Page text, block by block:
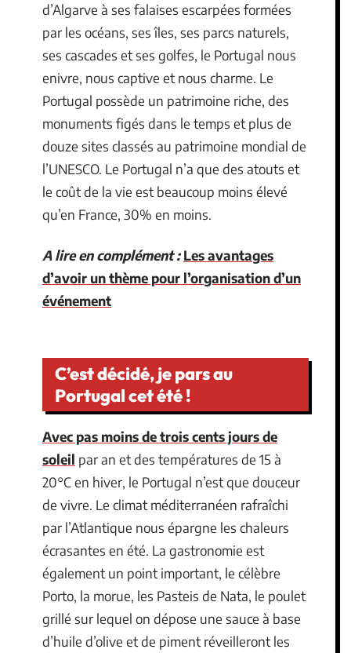
d’Algarve à ses falaises escarpées formées
par les océans, ses îles, ses parcs naturels,
ses cascades et ses golfes, le Portugal nous
enivre, nous captive et nous charme. Le
Portugal possède un patrimoine riche, des
monuments figés dans le temps et plus de
douze sites classés au patrimoine mondial de
l’UNESCO. Le Portugal n’a que des atouts et
le coût de la vie est beaucoup moins élevé
qu’en France, 30% en moins.
A lire en complément : Les avantages
d’avoir un thème pour l’organisation d’un
événement
C’est décidé, je pars au
Portugal cet été !
Avec pas moins de trois cents jours de
soleil par an et des températures de 15 à
20°C en hiver, le Portugal n’est que douceur
de vivre. Le climat méditerranéen rafraîchi
par l’Atlantique nous épargne les chaleurs
écrasantes en été. La gastronomie est
également un point important, le célèbre
Porto, la morue, les Pasteis de Nata, le poulet
grillé sur lequel on dépose une sauce à base
d’huile d’olive et de piment réveilleront les